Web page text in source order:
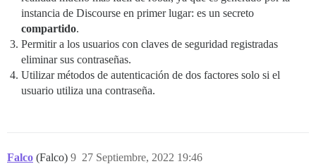
instancia de Discourse en primer lugar: es un secreto
compartido.
Permitir a los usuarios con claves de seguridad registradas
eliminar sus contraseñas.
Utilizar métodos de autenticación de dos factores solo si el
usuario utiliza una contraseña.
Falco (Falco) 27 Septiembre, 2022 19:46
9